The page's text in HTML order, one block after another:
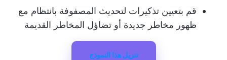
قم بتعيين تذكيرات لتحديث المصفوفة بانتظام مع
ظهور مخاطر جديدة أو تضاؤل المخاطر القديمة
تنزيل هذا النموذج